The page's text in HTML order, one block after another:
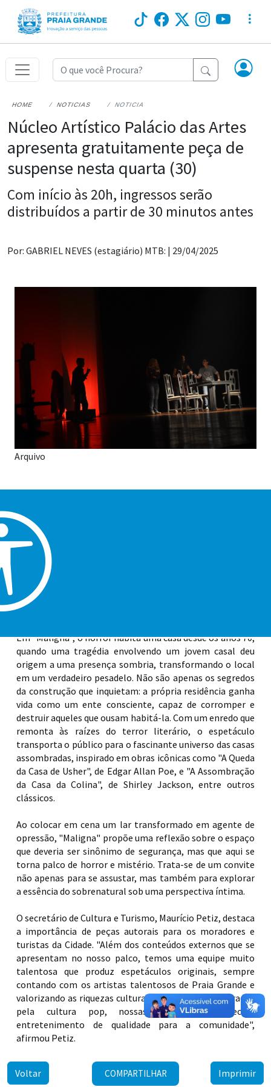
HOME NOTICIAS NOTICIA
Núcleo Artístico Palácio das Artes
apresenta gratuitamente peça de
suspense nesta quarta (30)
Com início às 20h, ingressos serão
distribuídos a partir de 30 minutos antes
Por: GABRIEL NEVES (estagiário) MTB: | 29/04/2025
Arquivo
quarta (30), às 20h, será apresentada a peça "Maligna, a
Casa da Meia-Noite", produzida pelo Núcleo Artístico
Palácio das Artes. Com entrada gratuita, a apresentação,
que une terror e suspense, acontece no Teatro Serafim
Gonzalez (Av. Presidente Costa e Silva, nº 1600, bairro
Boqueirão), com ingressos distribuídos a partir de 30
minutos antes do início da apresentação. A classificação
indicativa é de 12 anos.
Em "Maligna", o horror habita uma casa desde os anos 70,
quando uma tragédia envolvendo um jovem casal deu
origem a uma presença sombria, transformando o local
em um verdadeiro pesadelo. Não são apenas os segredos
da construção que inquietam: a própria residência ganha
vida como um ente consciente, capaz de corromper e
destruir aqueles que ousam habitá-la. Com um enredo que
remonta às raízes do terror literário, o espetáculo
transporta o público para o fascinante universo das casas
assombradas, inspirado em obras icônicas como "A Queda
da Casa de Usher", de Edgar Allan Poe, e "A Assombração
da Casa da Colina", de Shirley Jackson, entre outros
clássicos.
Ao colocar em cena um lar transformado em agente de
opressão, "Maligna" propõe uma reflexão sobre o espaço
que deveria ser sinônimo de segurança, mas que aqui se
torna palco de horror e mistério. Trata-se de um convite
não apenas para se assustar, mas também para explorar
a essência do sobrenatural sob uma perspectiva íntima.
O secretário de Cultura e Turismo, Maurício Petiz, destaca
a importância de peças autorais para os moradores e
turistas da Cidade. "Além dos conteúdos externos que se
apresentam no nosso palco, temos uma equipe muito
talentosa que produz espetáculos originais, sempre
contando com os artistas talentosos de Praia Grande e
valorizando as riquezas culturais do Município. Inspirados
pela cultura pop, nossas produções oferecem
entretenimento de qualidade para a comunidade",
afirmou Petiz.
Voltar COMPARTILHAR Imprimir